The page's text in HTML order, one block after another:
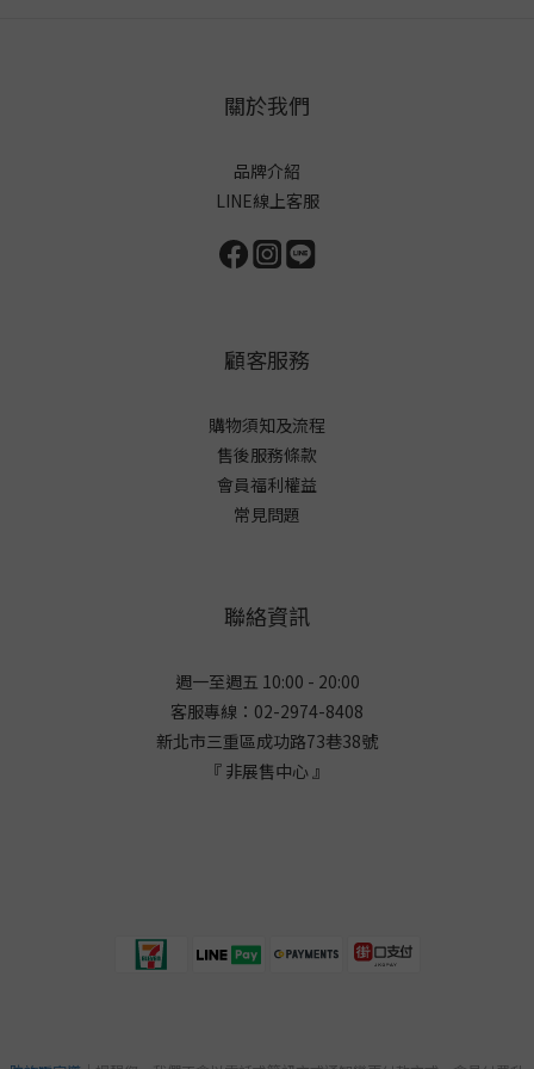
關於我們
品牌介紹
LINE線上客服
顧客服務
購物須知及流程
售後服務條款
會員福利權益
常見問題
聯絡資訊
週一至週五 10:00 - 20:00
客服專線：02-2974-8408
新北市三重區成功路73巷38號
『 非展售中心 』